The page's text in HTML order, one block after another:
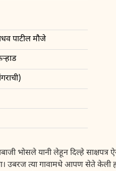
पाटील मौजे
भोसले यानी लेहून दिल्हे साक्षपत्र
उबरज त्या गावामधे आपण सेते केली